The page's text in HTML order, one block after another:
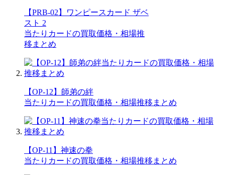
【PRB-02】ワンピースカード ザベ
スト 2
当たりカードの買取価格・相場推
移まとめ
【OP-12】師弟の絆
当たりカードの買取価格・相場推移まとめ
【OP-11】神速の拳
当たりカードの買取価格・相場推移まとめ